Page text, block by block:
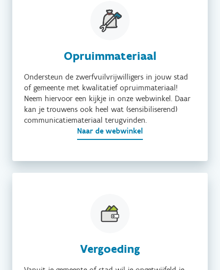
Opruimmateriaal
Ondersteun de zwerfvuilvrijwilligers in jouw stad
of gemeente met kwalitatief opruimmateriaal!
Neem hiervoor een kijkje in onze webwinkel. Daar
kan je trouwens ook heel wat (sensibiliserend)
communicatiemateriaal terugvinden.
Naar de webwinkel
Vergoeding